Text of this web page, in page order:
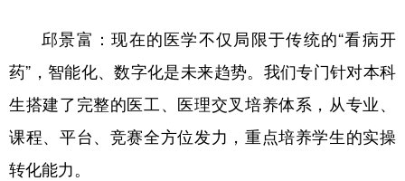
邱景富：现在的医学不仅局限于传统的“看病开
药”，智能化、数字化是未来趋势。我们专门针对本科
生搭建了完整的医工、医理交叉培养体系，从专业、
课程、平台、竞赛全方位发力，重点培养学生的实操
转化能力。